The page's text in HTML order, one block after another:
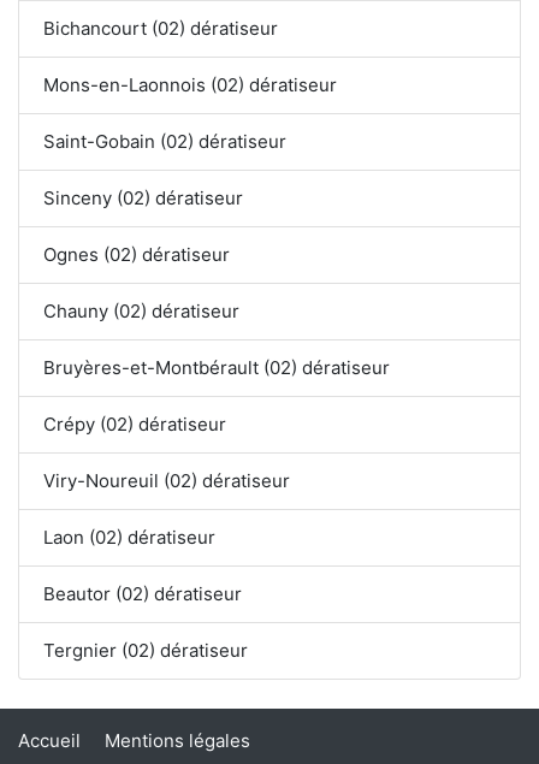
Bichancourt (02) dératiseur
Mons-en-Laonnois (02) dératiseur
Saint-Gobain (02) dératiseur
Sinceny (02) dératiseur
Ognes (02) dératiseur
Chauny (02) dératiseur
Bruyères-et-Montbérault (02) dératiseur
Crépy (02) dératiseur
Viry-Noureuil (02) dératiseur
Laon (02) dératiseur
Beautor (02) dératiseur
Tergnier (02) dératiseur
Accueil Mentions légales